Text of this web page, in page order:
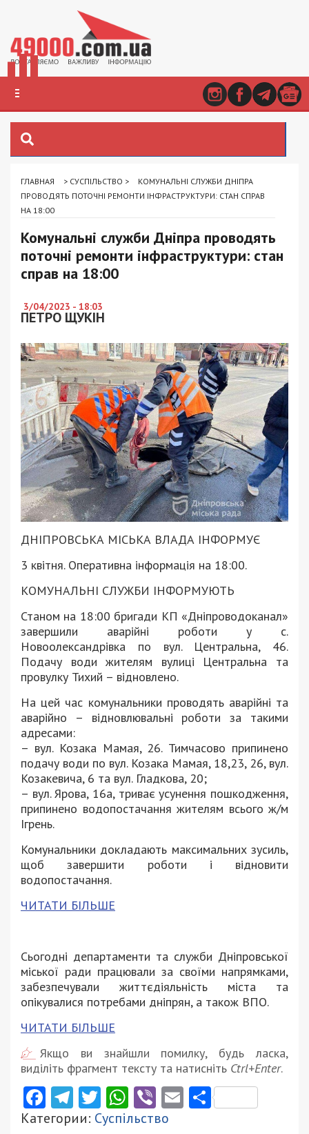
ГЛАВНАЯ > СУСПІЛЬСТВО >
КОМУНАЛЬНІ СЛУЖБИ ДНІПРА
ПРОВОДЯТЬ ПОТОЧНІ РЕМОНТИ ІНФРАСТРУКТУРИ: СТАН СПРАВ
НА 18:00
Комунальні служби Дніпра проводять
поточні ремонти інфраструктури: стан
справ на 18:00
3/04/2023 - 18:03
ПЕТРО ЩУКІН
ДНІПРОВСЬКА МІСЬКА ВЛАДА ІНФОРМУЄ
3 квітня. Оперативна інформація на 18:00.
КОМУНАЛЬНІ СЛУЖБИ ІНФОРМУЮТЬ
Станом на 18:00 бригади КП «Дніпроводоканал»
завершили аварійні роботи у с.
Новоолександрівка по вул. Центральна, 46.
Подачу води жителям вулиці Центральна та
провулку Тихий – відновлено.
На цей час комунальники проводять аварійні та
аварійно – відновлювальні роботи за такими
адресами:
– вул. Козака Мамая, 26. Тимчасово припинено
подачу води по вул. Козака Мамая, 18,23, 26, вул.
Козакевича, 6 та вул. Гладкова, 20;
– вул. Ярова, 16а, триває усунення пошкодження,
припинено водопостачання жителям всього ж/м
Ігрень.
Комунальники докладають максимальних зусиль,
щоб завершити роботи і відновити
водопостачання.
ЧИТАТИ БІЛЬШЕ
Сьогодні департаменти та служби Дніпровської
міської ради працювали за своїми напрямками,
забезпечували життєдіяльність міста та
опікувалися потребами дніпрян, а також ВПО.
ЧИТАТИ БІЛЬШЕ
Якщо ви знайшли помилку, будь ласка,
виділіть фрагмент тексту та натисніть Ctrl+Enter.
Facebook
Telegram
Twitter
WhatsApp
ViberEmail
Категории: Суспільство